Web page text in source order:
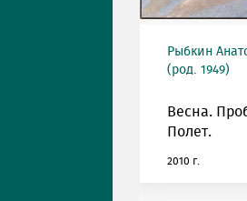
Рыбкин
(род. 1949)
Весна.
Полет.
2010 г.